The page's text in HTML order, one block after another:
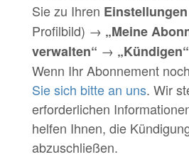
Sie zu Ihren Einstellungen
Profilbild) → „Meine
verwalten“ → „Kündigen“
Wenn Ihr Abonnement
Sie sich bitte an uns. Wir
erforderlichen
helfen Ihnen, die
abzuschließen.